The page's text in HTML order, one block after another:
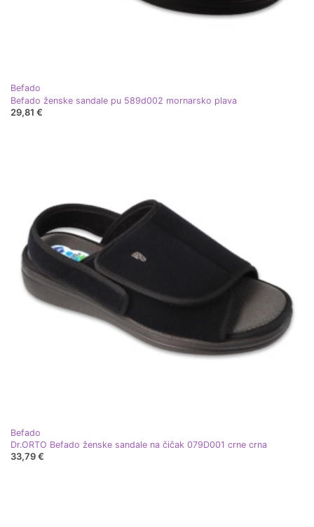
Befado
Befado ženske sandale pu 589d002 mornarsko plava
29,81 €
Befado
Dr.ORTO Befado ženske sandale na čičak 079D001 crne crna
33,79 €